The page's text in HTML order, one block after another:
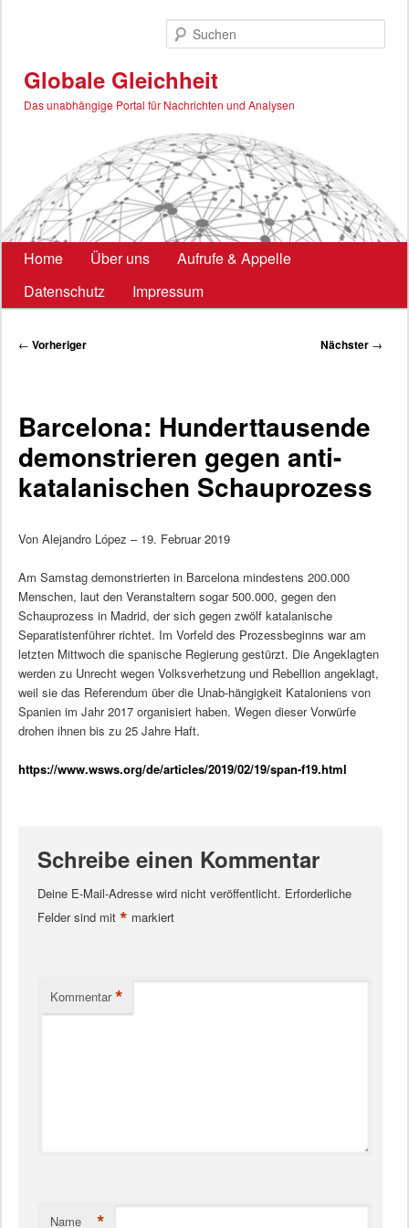
Globale Gleichheit
Das unabhängige Portal für Nachrichten und Analysen
Hauptmenü
Home Über uns
Aufrufe & Appelle
Datenschutz
Impressum
Beitragsnavigation
← Vorheriger Nächster →
Barcelona: Hunderttausende
demonstrieren gegen anti-
katalanischen Schauprozess
Von Alejandro López – 19. Februar 2019
Am Samstag demonstrierten in Barcelona mindestens 200.000
Menschen, laut den Veranstaltern sogar 500.000, gegen den
Schauprozess in Madrid, der sich gegen zwölf katalanische
Separatistenführer richtet. Im Vorfeld des Prozessbeginns war am
letzten Mittwoch die spanische Regierung gestürzt. Die Angeklagten
werden zu Unrecht wegen Volksverhetzung und Rebellion angeklagt,
weil sie das Referendum über die Unab-hängigkeit Kataloniens von
Spanien im Jahr 2017 organisiert haben. Wegen dieser Vorwürfe
drohen ihnen bis zu 25 Jahre Haft.
https://www.wsws.org/de/articles/2019/02/19/span-f19.html
Schreibe einen Kommentar
Deine E-Mail-Adresse wird nicht veröffentlicht. Erforderliche
Felder sind mit * markiert
Kommentar *
Name *